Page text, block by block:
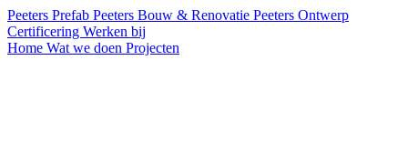
Peeters Prefab Peeters Bouw & Renovatie Peeters Ontwerp
Certificering Werken bij
Home Wat we doen Projecten